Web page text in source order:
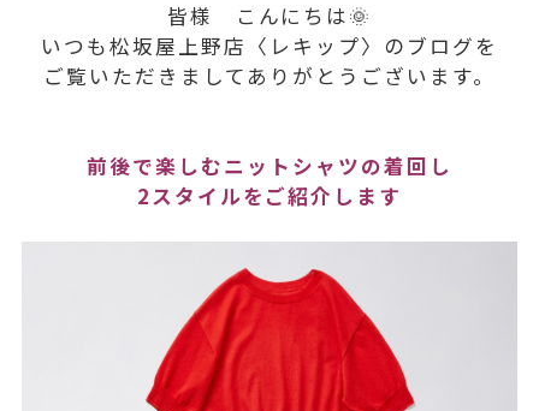
皆様 こんにちは🌞
いつも松坂屋上野店〈レキップ〉のブログを
ご覧いただきましてありがとうございます。
前後で楽しむニットシャツの着回し
2スタイルをご紹介します